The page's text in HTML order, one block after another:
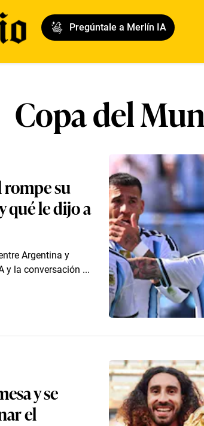
Pregúntale a Merlín IA
Copa del
su
qué le dijo a
Argentina y
y la conversación ...
y se
el